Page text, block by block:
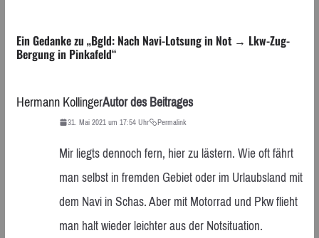
Ein Gedanke zu „Bgld: Nach Navi-Lotsung in Not → Lkw-Zug-
Bergung in Pinkafeld“
Hermann KollingerAutor des Beitrages
31. Mai 2021 um 17:54 Uhr Permalink
Mir liegts dennoch fern, hier zu lästern. Wie oft fährt
man selbst in fremden Gebiet oder im Urlaubsland mit
dem Navi in Schas. Aber mit Motorrad und Pkw flieht
man halt wieder leichter aus der Notsituation.